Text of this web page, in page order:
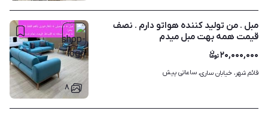
۸
مبل . من تولید کننده هواتو دارم . نصف
قیمت همه بهت مبل میدم
۲۰,۰۰۰,۰۰۰
قائم شهر، خیابان ساری، ساعاتی پیش